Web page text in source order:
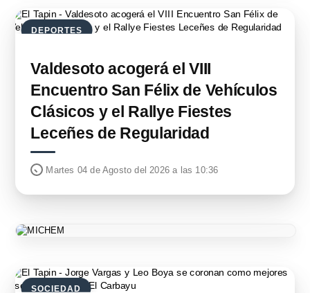
DEPORTES
Valdesoto acogerá el VIII
Encuentro San Félix de Vehículos
Clásicos y el Rallye Fiestes
Leceñes de Regularidad
Martes 04 de Agosto del 2026 a las 10:36
SOCIEDAD